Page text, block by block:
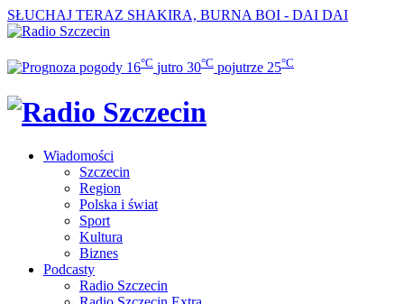
SŁUCHAJ TERAZ SHAKIRA, BURNA BOI - DAI DAI
16°C jutro 30°C pojutrze 25°C
Wiadomości
Szczecin
Region
Polska i świat
Sport
Kultura
Biznes
Podcasty
Radio Szczecin